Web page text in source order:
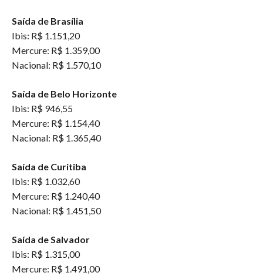
Saída de Brasília
Ibis: R$ 1.151,20
Mercure: R$ 1.359,00
Nacional: R$ 1.570,10
Saída de Belo Horizonte
Ibis: R$ 946,55
Mercure: R$ 1.154,40
Nacional: R$ 1.365,40
Saída de Curitiba
Ibis: R$ 1.032,60
Mercure: R$ 1.240,40
Nacional: R$ 1.451,50
Saída de Salvador
Ibis: R$ 1.315,00
Mercure: R$ 1.491,00